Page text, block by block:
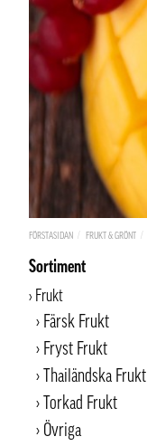
FÖRSTASIDAN FRUKT & GRÖNT
Sortiment
Frukt
Färsk Frukt
Fryst Frukt
Thailändska Frukt
Torkad Frukt
Övriga